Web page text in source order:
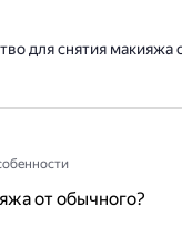
для снятия макияжа
от обычного?